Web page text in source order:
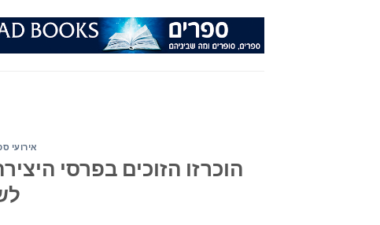
אירועי
הוכרזו הזוכים בפרסי